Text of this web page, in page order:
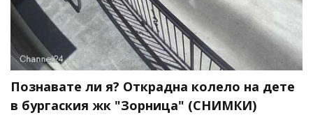
Познавате ли я? Открадна колело на дете
в бургаския жк "Зорница" (СНИМКИ)